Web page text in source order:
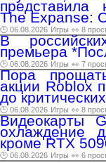
представила
The Expanse:
🕑 06.08.2026 Игры 👀 8
В
премьера
🕑 06.08.2026 Игры 👀 7
Пора
акции Roblox
до
🕑 06.08.2026 Игры 👀 8
Видеокарты
охлаждение
кроме RTX
🕑 06.08.2026 Игры 👀 6